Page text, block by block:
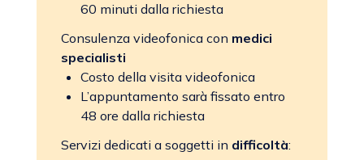
60 minuti dalla richiesta
Consulenza videofonica con medici
specialisti
Costo della visita videofonica
L’appuntamento sarà fissato entro
48 ore dalla richiesta
Servizi dedicati a soggetti in difficoltà: